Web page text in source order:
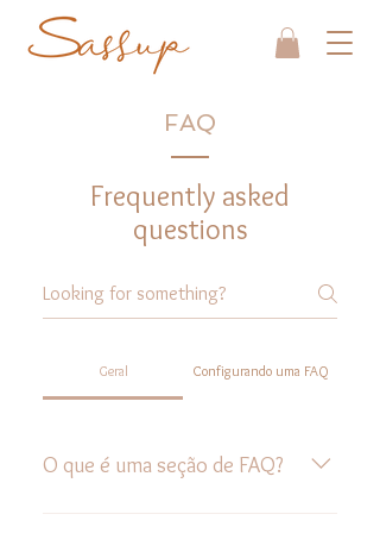
FAQ
Frequently asked
questions
Geral Configurando uma FAQ
O que é uma seção de FAQ?